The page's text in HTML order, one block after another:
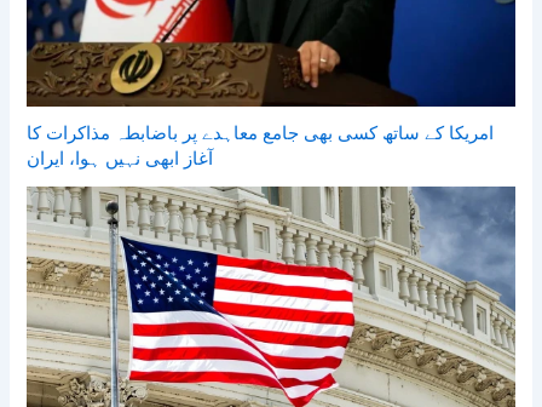
امریکا کے ساتھ کسی بھی جامع معاہدے پر باضابطہ مذاکرات کا
آغاز ابھی نہیں ہوا، ایران